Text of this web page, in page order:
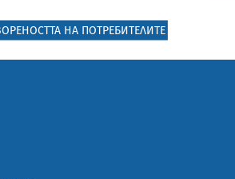
НА ПОТРЕБИТЕЛИТЕ